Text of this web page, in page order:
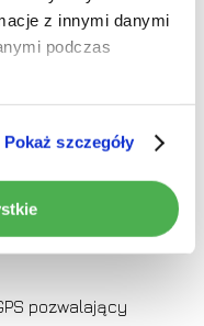
z innymi danymi
podczas
Pokaż szczegóły
nawigacyjnej
pozwalający